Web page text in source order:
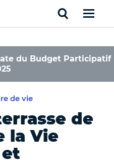
du Budget Participatif
de vie
de
la Vie